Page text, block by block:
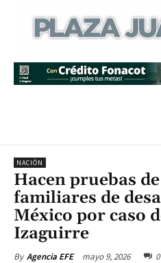
NACIÓN
Hacen pruebas
familiares de
México por caso
Izaguirre
By Agencia EFE mayo 9, 2026 0